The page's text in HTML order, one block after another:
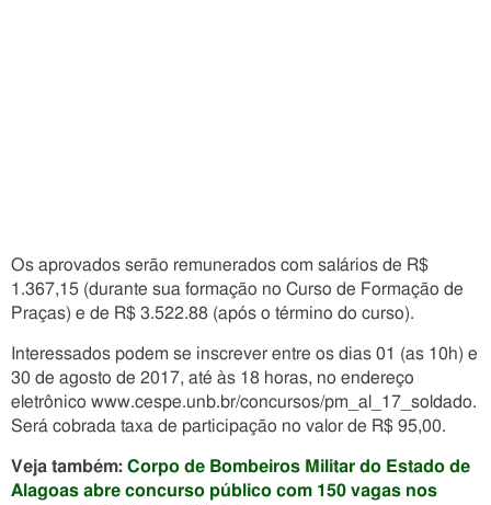
Os aprovados serão remunerados com salários de R$
1.367,15 (durante sua formação no Curso de Formação de
Praças) e de R$ 3.522.88 (após o término do curso).
Interessados podem se inscrever entre os dias 01 (as 10h) e
30 de agosto de 2017, até às 18 horas, no endereço
eletrônico www.cespe.unb.br/concursos/pm_al_17_soldado.
Será cobrada taxa de participação no valor de R$ 95,00.
Veja também: Corpo de Bombeiros Militar do Estado de
Alagoas abre concurso público com 150 vagas nos